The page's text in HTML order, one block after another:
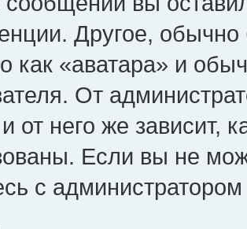
Другое,
как «аватара» и
От
от него же зависит,
Если вы не
с